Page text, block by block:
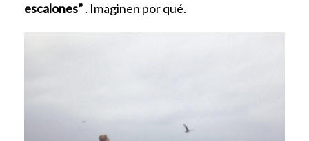
escalones”. Imaginen por qué.